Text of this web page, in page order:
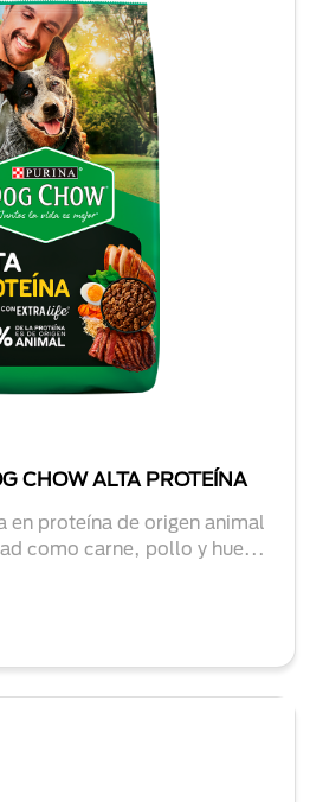
CHOW ALTA PROTEÍNA
en proteína de origen animal
como carne, pollo y hue...